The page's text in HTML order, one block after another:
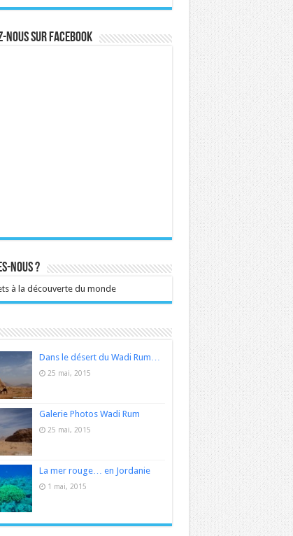
nous sur Facebook
nous ?
à la découverte du monde
Dans le désert du Wadi Rum…
25 mai, 2015
Galerie Photos Wadi Rum
25 mai, 2015
La mer rouge… en Jordanie
1 mai, 2015